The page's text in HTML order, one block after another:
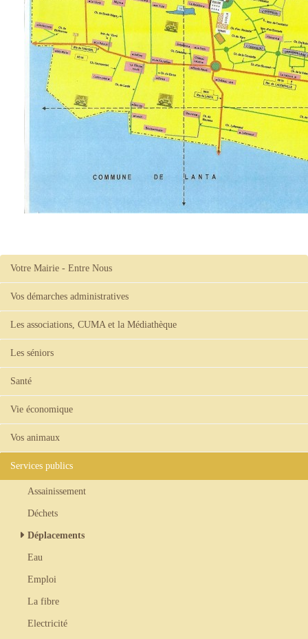
Votre Mairie - Entre Nous
Vos démarches administratives
Les associations, CUMA et la Médiathèque
Les séniors
Santé
Vie économique
Vos animaux
Services publics
Assainissement
Déchets
Déplacements
Eau
Emploi
La fibre
Electricité